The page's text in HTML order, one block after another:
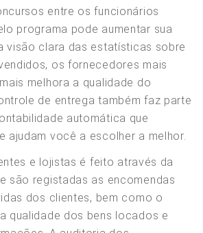
entre os funcionários
programa pode aumentar sua
visão clara das estatísticas sobre
os fornecedores mais
melhora a qualidade do
de entrega também faz parte
automática que
ajudam você a escolher a melhor.
e lojistas é feito através da
são registadas as encomendas
dos clientes, bem como o
qualidade dos bens locados e